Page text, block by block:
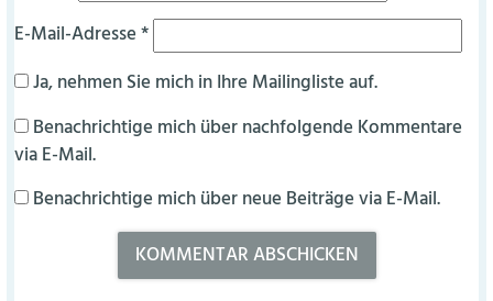
E-Mail-Adresse*
Ja, nehmen Sie mich in Ihre Mailingliste auf.
Benachrichtige mich über nachfolgende Kommentare
via E-Mail.
Benachrichtige mich über neue Beiträge via E-Mail.